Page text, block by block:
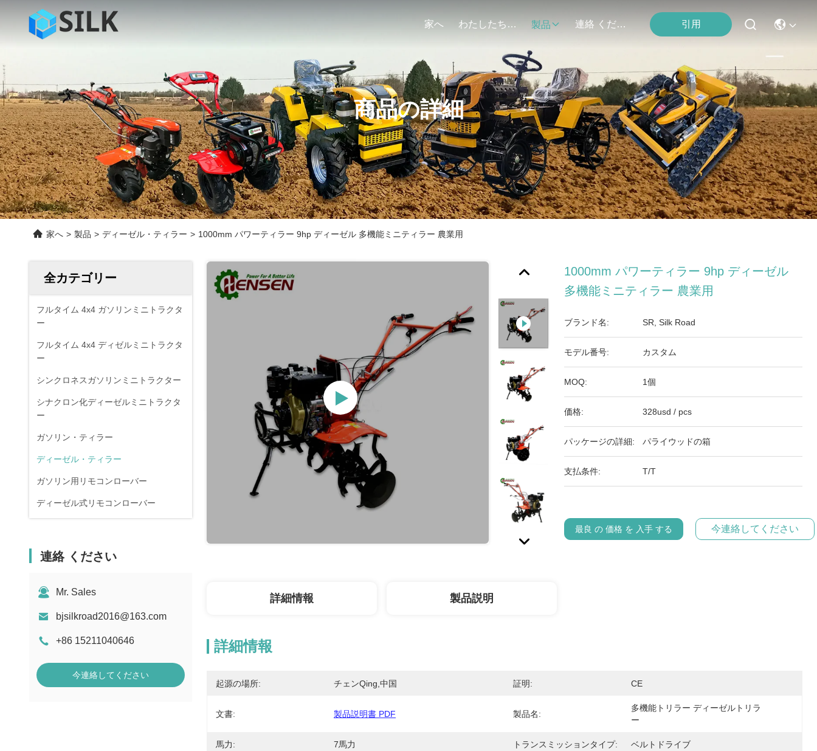
家へ わたしたち に つい て 製品 連絡 ください 引用
商品の詳細
家へ > 製品 > ディーゼル・ティラー > 1000mm パワーティラー 9hp ディーゼル 多機能ミニティラー 農業用
全カテゴリー
フルタイム 4x4 ガソリンミニトラクタ
ー
フルタイム 4x4 ディゼルミニトラクタ
ー
シンクロネスガソリンミニトラクター
シナクロン化ディーゼルミニトラクタ
ー
ガソリン・ティラー
ディーゼル・ティラー
ガソリン用リモコンローバー
ディーゼル式リモコンローバー
連絡 ください
Mr. Sales
bjsilkroad2016@163.com
+86 15211040646
今連絡してください
1000mm パワーティラー 9hp ディーゼル
多機能ミニティラー 農業用
ブランド名: SR, Silk Road
モデル番号: カスタム
MOQ: 1個
価格: 328usd / pcs
パッケージの詳細: パライウッドの箱
支払条件: T/T
最良 の 価格 を 入手 する 今連絡してください
詳細情報 製品説明
詳細情報
起源の場所: チェンqing,中国 証明: CE
文書: 製品説明書 PDF 製品名:
多機能トリラー ディーゼルトリラ
ー
馬力: 7馬力 トランスミッションタイプ: ベルトドライブ